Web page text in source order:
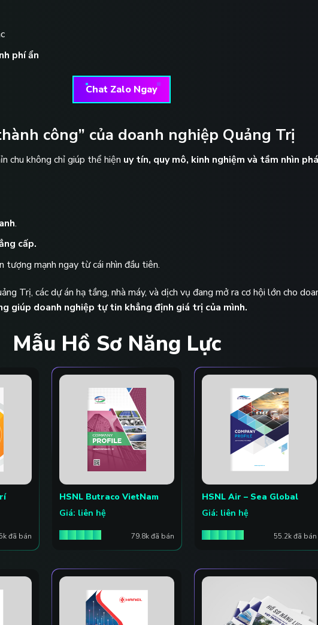
phí ẩn
Chat Zalo Ngay
công” của doanh nghiệp Quảng Trị
chu không chỉ giúp thể hiện uy tín, quy mô, kinh nghiệm và tầm nhìn
.
cấp.
tượng mạnh ngay từ cái nhìn đầu tiên.
Trị, các dự án hạ tầng, nhà máy, và dịch vụ đang mở ra cơ hội lớn cho
giúp doanh nghiệp tự tin khẳng định giá trị của mình.
Mẫu Hồ Sơ Năng Lực
đã bán
HSNL Butraco VietNam
Giá: liên hệ
79.8k đã bán
HSNL Air – Sea Global
Giá: liên hệ
55.2k đã bán